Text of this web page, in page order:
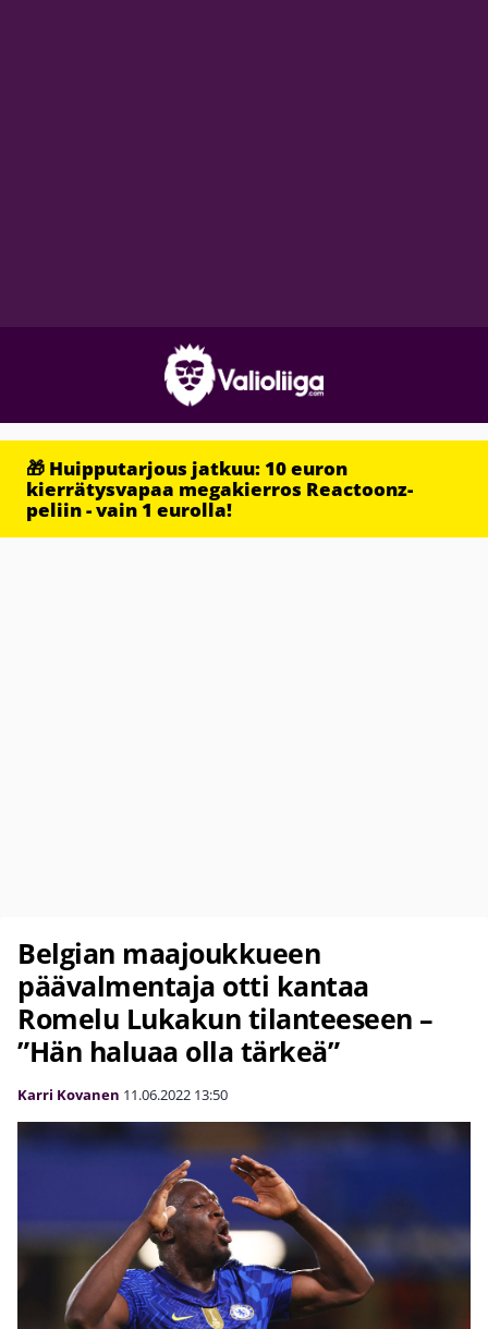
🎁 Huipputarjous jatkuu: 10 euron
kierrätysvapaa megakierros Reactoonz-
peliin - vain 1 eurolla!
Belgian maajoukkueen
päävalmentaja otti kantaa
Romelu Lukakun tilanteeseen –
”Hän haluaa olla tärkeä”
Karri Kovanen 11.06.2022 13:50